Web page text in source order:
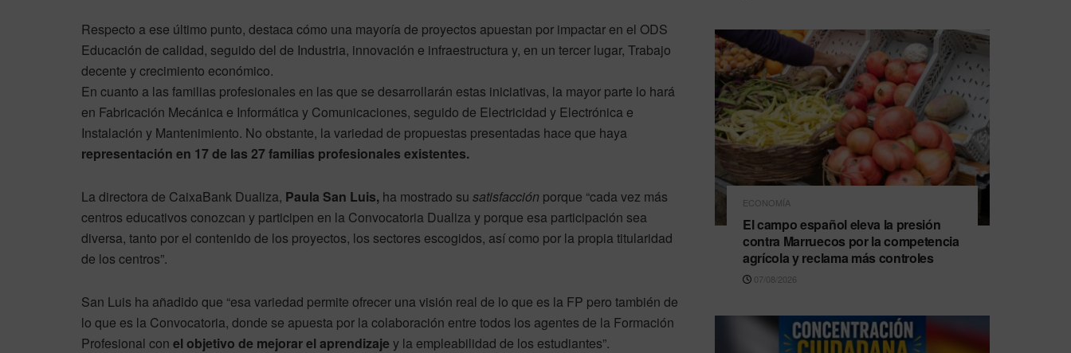
Respecto a ese último punto, destaca cómo una mayoría de proyectos apuestan por impactar en el ODS
Educación de calidad, seguido del de Industria, innovación e infraestructura y, en un tercer lugar, Trabajo
decente y crecimiento económico.
En cuanto a las familias profesionales en las que se desarrollarán estas iniciativas, la mayor parte lo hará
en Fabricación Mecánica e Informática y Comunicaciones, seguido de Electricidad y Electrónica e
Instalación y Mantenimiento. No obstante, la variedad de propuestas presentadas hace que haya
representación en 17 de las 27 familias profesionales existentes.
La directora de CaixaBank Dualiza, Paula San Luis, ha mostrado su satisfacción porque “cada vez más
centros educativos conozcan y participen en la Convocatoria Dualiza y porque esa participación sea
diversa, tanto por el contenido de los proyectos, los sectores escogidos, así como por la propia titularidad
de los centros”.
San Luis ha añadido que “esa variedad permite ofrecer una visión real de lo que es la FP pero también de
lo que es la Convocatoria, donde se apuesta por la colaboración entre todos los agentes de la Formación
Profesional con el objetivo de mejorar el aprendizaje y la empleabilidad de los estudiantes”.
ECONOMÍA
El campo español eleva la presión
contra Marruecos por la competencia
agrícola y reclama más controles
07/08/2026